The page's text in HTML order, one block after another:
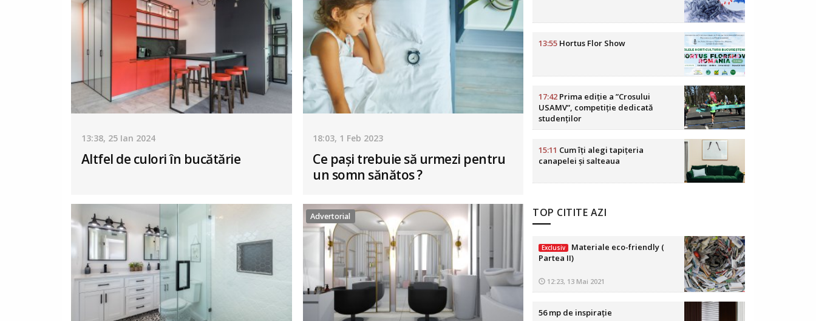
13:38, 25 Ian 2024
Altfel de culori în bucătărie
18:03, 1 Feb 2023
Ce pași trebuie să urmezi pentru
un somn sănătos ?
Advertorial
13:55 Hortus Flor Show
17:42 Prima ediție a ”Crosului
USAMV”, competiție dedicată
studenților
15:11 Cum îți alegi tapițeria
canapelei și salteaua
TOP CITITE AZI
Exclusiv
Materiale eco-friendly (
Partea II)
12:23, 13 Mai 2021
56 mp de inspirație